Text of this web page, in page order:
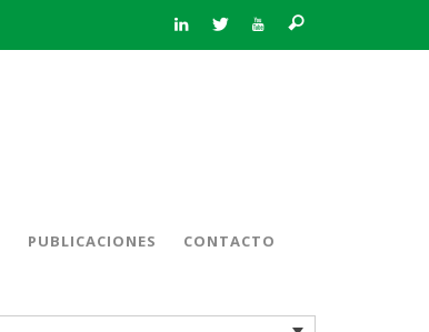
PUBLICACIONES CONTACTO